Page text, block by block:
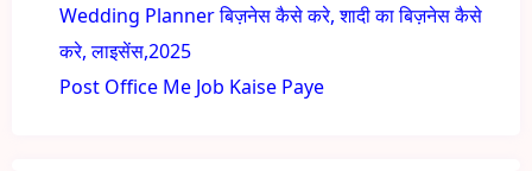
Wedding Planner बिज़नेस कैसे करे, शादी का बिज़नेस कैसे
करे, लाइसेंस,2025
Post Office Me Job Kaise Paye